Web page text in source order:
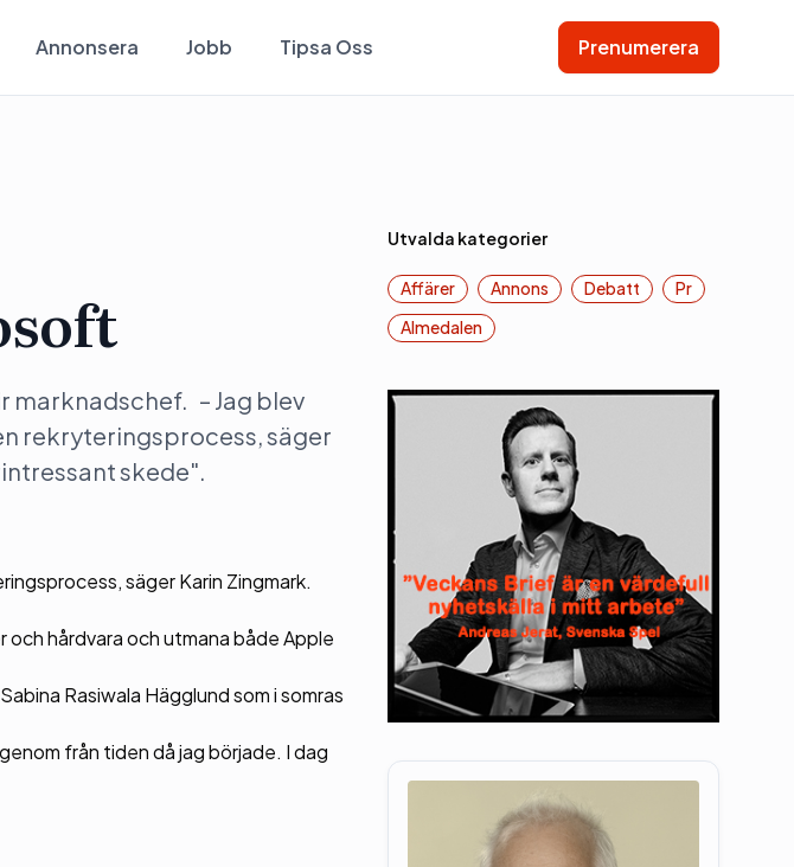
Annonsera Jobb Tipsa Oss Prenumerera
marknadschef. – Jag blev
rekryteringsprocess, säger
skede".
säger Karin Zingmark.
hårdvara och utmana både Apple
Rasiwala Hägglund som i somras
från tiden då jag började. I dag
Utvalda kategorier
Affärer Annons Debatt
Pr
Almedalen